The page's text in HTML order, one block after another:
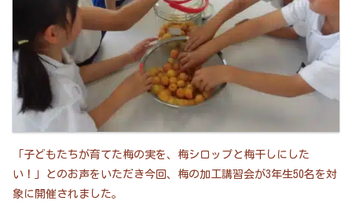
「子どもたちが育てた梅の実を、梅シロップと梅干しにした
い！」とのお声をいただき今回、梅の加工講習会が3年生50名を対
象に開催されました。